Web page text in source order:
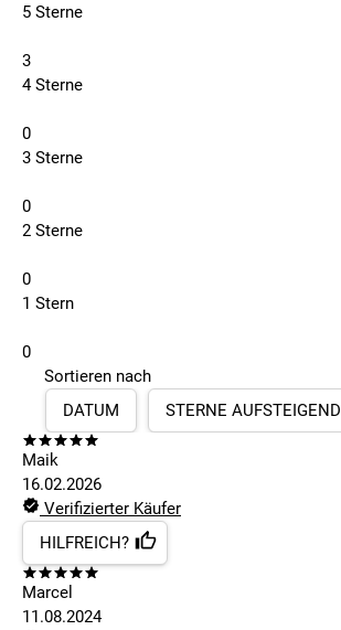
5 Sterne
3
4 Sterne
0
3 Sterne
0
2 Sterne
0
1 Stern
0
Sortieren nach
DATUM
STERNE AUFSTEIGEND
Maik
16.02.2026
Verifizierter Käufer
HILFREICH?
Marcel
11.08.2024